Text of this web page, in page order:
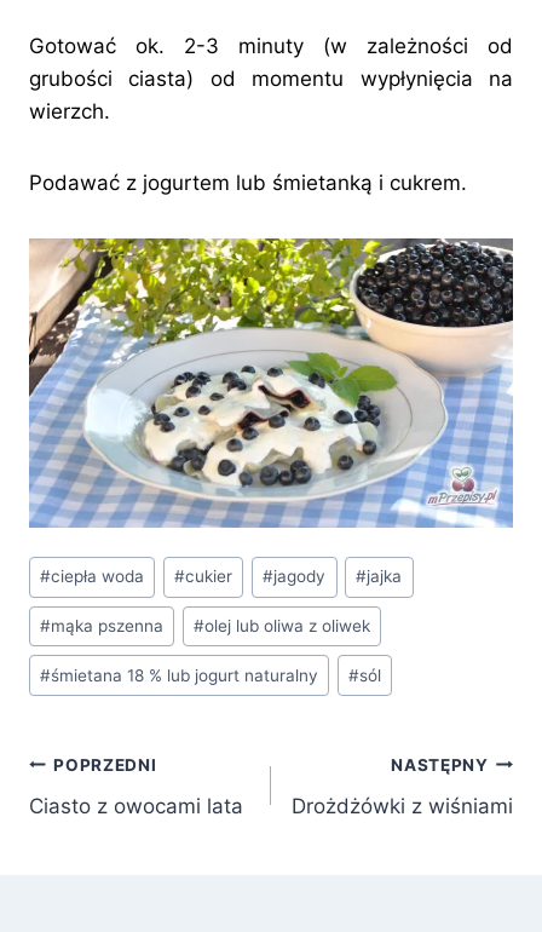
Gotować ok. 2-3 minuty (w zależności od
grubości ciasta) od momentu wypłynięcia na
wierzch.
Podawać z jogurtem lub śmietanką i cukrem.
Tagi
wpisu:
#ciepła woda #cukier #jagody #jajka
#mąka pszenna #olej lub oliwa z oliwek
#śmietana 18 % lub jogurt naturalny #sól
Nawigacja
wpisu
POPRZEDNI
Ciasto z owocami lata
NASTĘPNY
Drożdżówki z wiśniami